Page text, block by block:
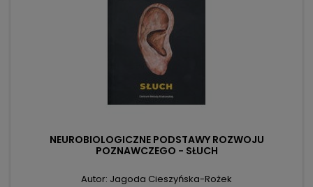
NEUROBIOLOGICZNE PODSTAWY ROZWOJU
POZNAWCZEGO - SŁUCH
Autor: Jagoda Cieszyńska-Rożek